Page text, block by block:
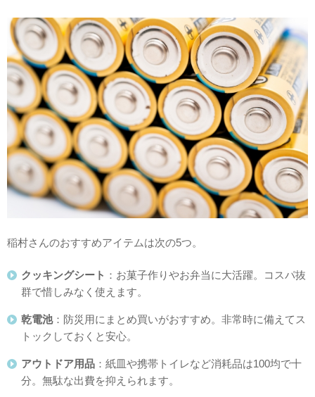
稲村さんのおすすめアイテムは次の5つ。
クッキングシート ：お菓子作りやお弁当に大活躍。コスパ抜
群で惜しみなく使えます。
乾電池：防災用にまとめ買いがおすすめ。非常時に備えてス
トックしておくと安心。
アウトドア用品 ：紙皿や携帯トイレなど消耗品は100均で十
分。無駄な出費を抑えられます。